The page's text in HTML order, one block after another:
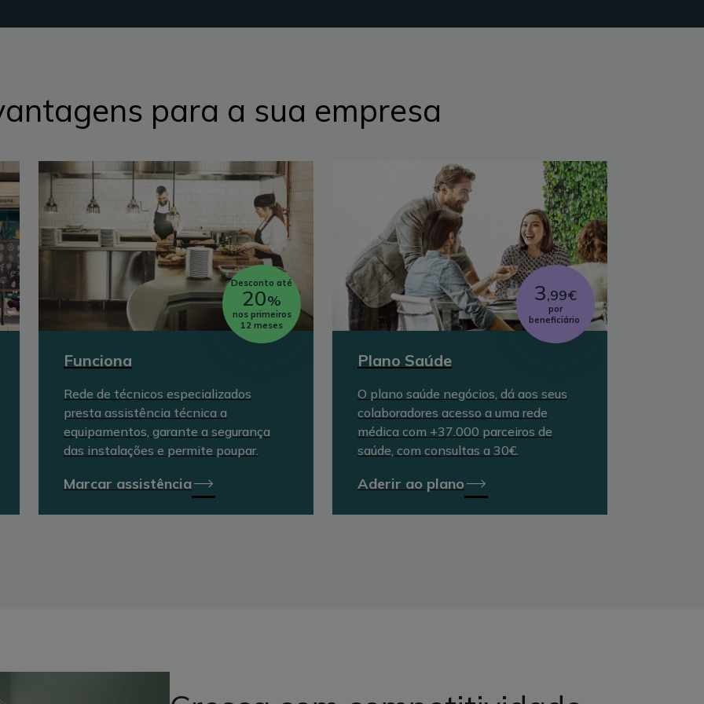
para a sua empresa
Desconto até
20%
nos primeiros
12 meses
Funciona
Rede de técnicos especializados
presta assistência técnica a
equipamentos, garante a segurança
das instalações e permite poupar.
Marcar assistência
3,99€
por
beneficiário
Plano Saúde
O plano saúde negócios, dá aos seus
colaboradores acesso a uma rede
médica com +37.000 parceiros de
saúde, com consultas a 30€.
Aderir ao plano